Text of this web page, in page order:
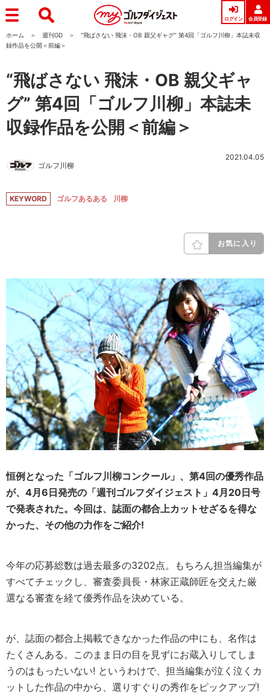
ログイン 会員登録
ホーム 週刊GD
“飛ばさない 飛沫・OB 親父ギャグ” 第4回「ゴルフ川柳」本誌未収
録作品を公開＜前編＞
“飛ばさない 飛沫・OB 親父ギャ
グ” 第4回「ゴルフ川柳」本誌未
収録作品を公開＜前編＞
ゴルフ川柳
2021.04.05
KEYWORD ゴルフあるある 川柳
お気に入り
恒例となった「ゴルフ川柳コンクール」、第4回の優秀作品
が、4月6日発売の「週刊ゴルフダイジェスト」4月20日号
で発表された。今回は、誌面の都合上カットせざるを得な
かった、その他の力作をご紹介!
今年の応募総数は過去最多の3202点。もちろん担当編集が
すべてチェックし、審査委員長・林家正蔵師匠を交えた厳
選なる審査を経て優秀作品を決めている。
が、誌面の都合上掲載できなかった作品の中にも、名作は
たくさんある。このまま日の目を見ずにお蔵入りしてしま
うのはもったいない! というわけで、担当編集が泣く泣くカ
ットした作品の中から、選りすぐりの秀作をピックアップ!